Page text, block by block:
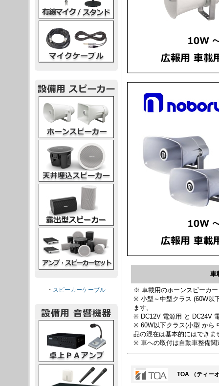
車
※ 車載用のホーンスピーカ
※ 小型～中型クラス (60W以
ます。
※ DC12V 電源用 と DC24V
※ 60W以下クラス(小型 から
品の混在は基本的にはできま
※ 車への取付は自動車整備関
TOA （ティー
・ スピーカーケーブル